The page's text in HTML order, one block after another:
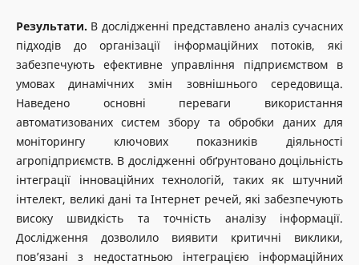
Результати. В дослідженні представлено аналіз сучасних
підходів до організації інформаційних потоків, які
забезпечують ефективне управління підприємством в
умовах динамічних змін зовнішнього середовища.
Наведено основні переваги використання
автоматизованих систем збору та обробки даних для
моніторингу ключових показників діяльності
агропідприємств. В дослідженні обґрунтовано доцільність
інтеграції інноваційних технологій, таких як штучний
інтелект, великі дані та Інтернет речей, які забезпечують
високу швидкість та точність аналізу інформації.
Дослідження дозволило виявити критичні виклики,
пов’язані з недостатньою інтеграцією інформаційних